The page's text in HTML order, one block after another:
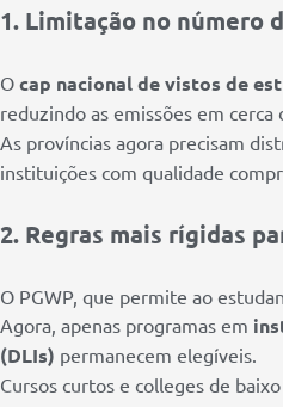
1. Limitação no número
O cap nacional de vistos de
reduzindo as emissões em cerca
As províncias agora precisam
instituições com qualidade
2. Regras mais rígidas
O PGWP, que permite ao
Agora, apenas programas em
(DLIs) permanecem elegíveis.
Cursos curtos e colleges de